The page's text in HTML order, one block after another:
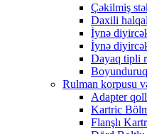
Çəkilmiş
Daxili
İynə
İynə
Dayaq tipli
Rulman korpusu
Adapter
Kartric
Flanşlı